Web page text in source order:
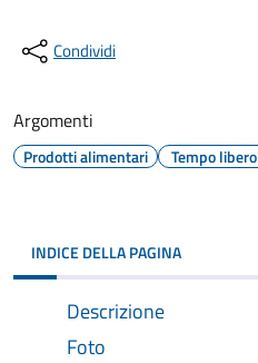
Condividi
Argomenti
Prodotti alimentari Tempo libero
INDICE DELLA PAGINA
Descrizione
Foto